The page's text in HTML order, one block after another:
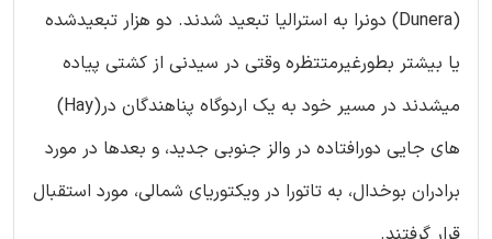
(Dunera) دونرا به استرالیا تبعید شدند. دو هزار تبعیدشده
یا بیشتر بطورغیرمتتظره وقتی در سیدنی از کشتی پیاده
میشدند در مسیر خود به یک اردوگاه پناهندگان در(Hay)
های جایی دورافتاده در والز جنوبی جدید، و بعدها در مورد
برادران بوخدال، به تاتورا در ویکتوریای شمالی، مورد استقبال